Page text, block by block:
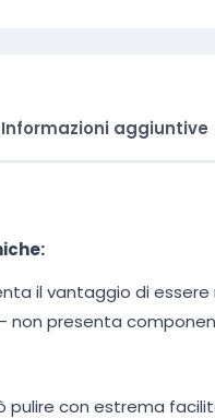
Informazioni aggiuntive
il vantaggio di
non presenta
pulire con estrema